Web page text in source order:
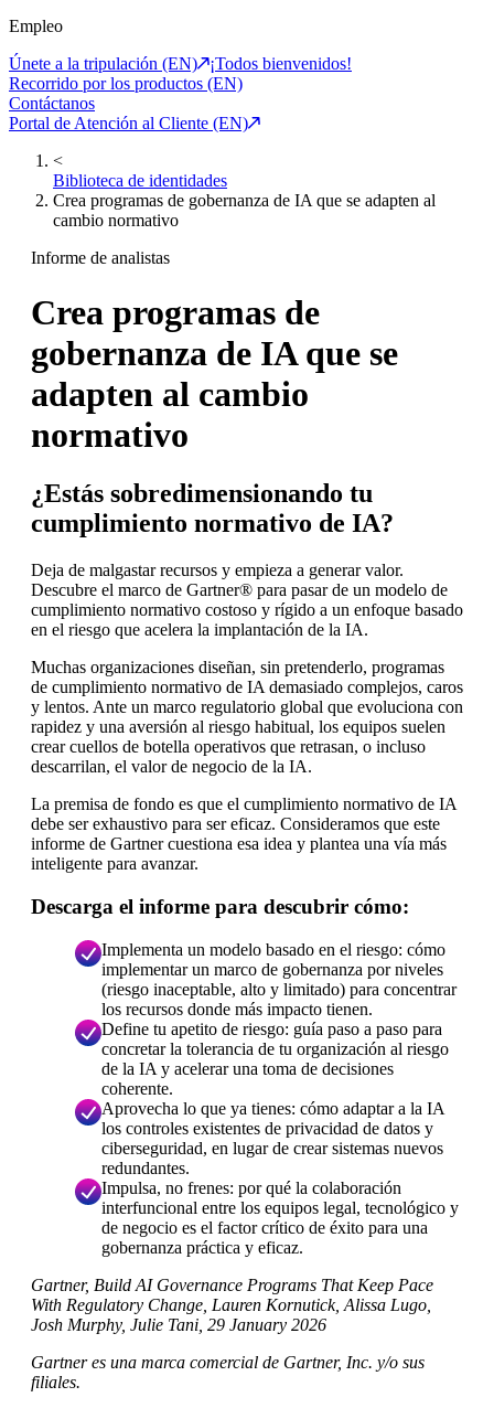
Empleo
Únete a la tripulación (EN)
¡Todos bienvenidos!
Recorrido por los productos (EN)
Contáctanos
Portal de Atención al Cliente (EN)
<
Biblioteca de identidades
Crea programas de gobernanza de IA que se adapten al
cambio normativo
Informe de analistas
Crea programas de
gobernanza de IA que se
adapten al cambio
normativo
¿Estás sobredimensionando tu
cumplimiento normativo de IA?
Deja de malgastar recursos y empieza a generar valor.
Descubre el marco de Gartner® para pasar de un modelo de
cumplimiento normativo costoso y rígido a un enfoque basado
en el riesgo que acelera la implantación de la IA.
Muchas organizaciones diseñan, sin pretenderlo, programas
de cumplimiento normativo de IA demasiado complejos, caros
y lentos. Ante un marco regulatorio global que evoluciona con
rapidez y una aversión al riesgo habitual, los equipos suelen
crear cuellos de botella operativos que retrasan, o incluso
descarrilan, el valor de negocio de la IA.
La premisa de fondo es que el cumplimiento normativo de IA
debe ser exhaustivo para ser eficaz. Consideramos que este
informe de Gartner cuestiona esa idea y plantea una vía más
inteligente para avanzar.
Descarga el informe para descubrir cómo:
Implementa un modelo basado en el riesgo: cómo
implementar un marco de gobernanza por niveles
(riesgo inaceptable, alto y limitado) para concentrar
los recursos donde más impacto tienen.
Define tu apetito de riesgo: guía paso a paso para
concretar la tolerancia de tu organización al riesgo
de la IA y acelerar una toma de decisiones
coherente.
Aprovecha lo que ya tienes: cómo adaptar a la IA
los controles existentes de privacidad de datos y
ciberseguridad, en lugar de crear sistemas nuevos
redundantes.
Impulsa, no frenes: por qué la colaboración
interfuncional entre los equipos legal, tecnológico y
de negocio es el factor crítico de éxito para una
gobernanza práctica y eficaz.
Gartner, Build AI Governance Programs That Keep Pace
With Regulatory Change, Lauren Kornutick, Alissa Lugo,
Josh Murphy, Julie Tani, 29 January 2026
Gartner es una marca comercial de Gartner, Inc. y/o sus
filiales.